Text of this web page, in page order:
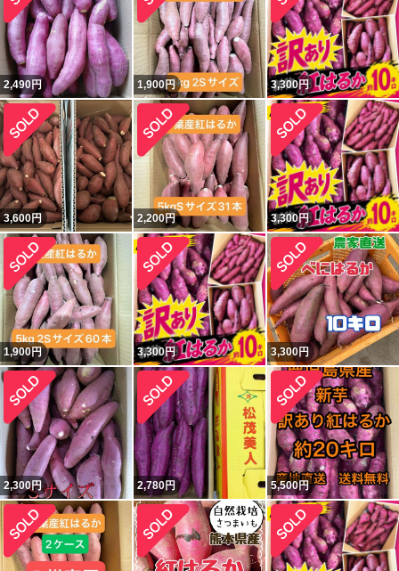
2,490円 1,900円 3,300円
3,600円 2,200円 3,300円
1,900円 3,300円 3,300円
2,300円 2,780円 5,500円